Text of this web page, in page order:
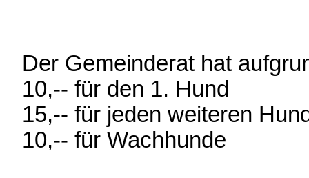
Der Gemeinderat hat
10,-- für den 1. Hund
15,-- für jeden weiteren
10,-- für Wachhunde